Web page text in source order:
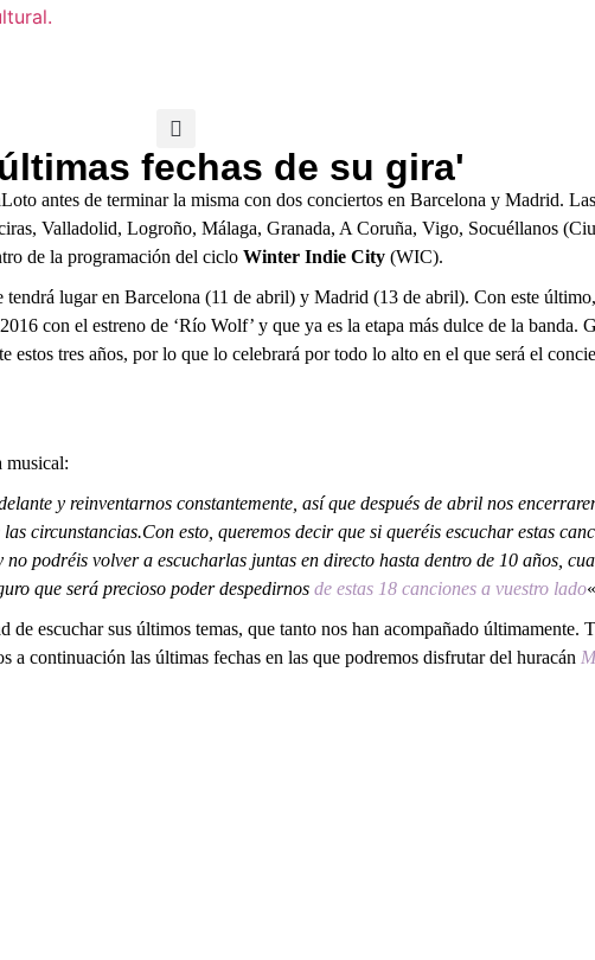
fechas de su gira'
antes de terminar la misma con dos conciertos en Barcelona y Madrid.
Valladolid, Logroño, Málaga, Granada, A Coruña, Vigo, Socuéllanos
de la programación del ciclo Winter Indie City (WIC).
lugar en Barcelona (11 de abril) y Madrid (13 de abril). Con este último,
con el estreno de ‘Río Wolf’ y que ya es la etapa más dulce de la banda.
estos tres años, por lo que lo celebrará por todo lo alto en el que será el
musical:
y reinventarnos constantemente, así que después de abril nos
circunstancias.Con esto, queremos decir que si queréis escuchar estas
podréis volver a escucharlas juntas en directo hasta dentro de 10 años,
que será precioso poder despedirnos de estas 18 canciones a vuestro lado
escuchar sus últimos temas, que tanto nos han acompañado últimamente.
a continuación las últimas fechas en las que podremos disfrutar del huracán